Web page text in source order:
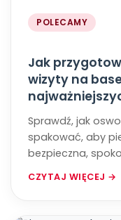
POLECAMY
Jak
wizyty na
Sprawdź, jak
spakować, aby
bezpieczna,
CZYTAJ WIĘCEJ →